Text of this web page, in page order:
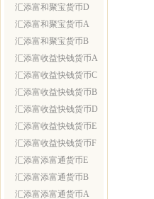
汇添富和聚宝货币D
汇添富和聚宝货币A
汇添富和聚宝货币B
汇添富收益快钱货币A
汇添富收益快钱货币C
汇添富收益快钱货币B
汇添富收益快钱货币D
汇添富收益快钱货币E
汇添富收益快钱货币F
汇添富添富通货币E
汇添富添富通货币B
汇添富添富通货币A